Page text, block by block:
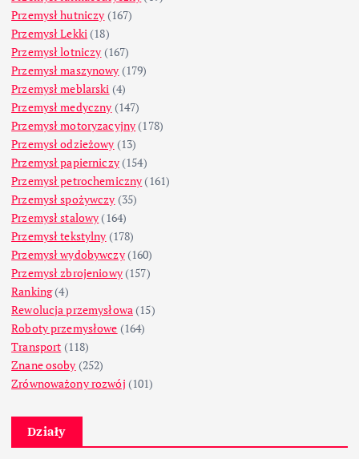
Przemysł hutniczy (167)
Przemysł Lekki (18)
Przemysł lotniczy (167)
Przemysł maszynowy (179)
Przemysł meblarski (4)
Przemysł medyczny (147)
Przemysł motoryzacyjny (178)
Przemysł odzieżowy (13)
Przemysł papierniczy(154)
Przemysł petrochemiczny (161)
Przemysł spożywczy (35)
Przemysł stalowy (164)
Przemysł tekstylny (178)
Przemysł wydobywczy(160)
Przemysł zbrojeniowy(157)
Ranking(4)
Rewolucja przemysłowa (15)
Roboty przemysłowe (164)
Transport (118)
Znane osoby (252)
Zrównoważony rozwój (101)
Działy